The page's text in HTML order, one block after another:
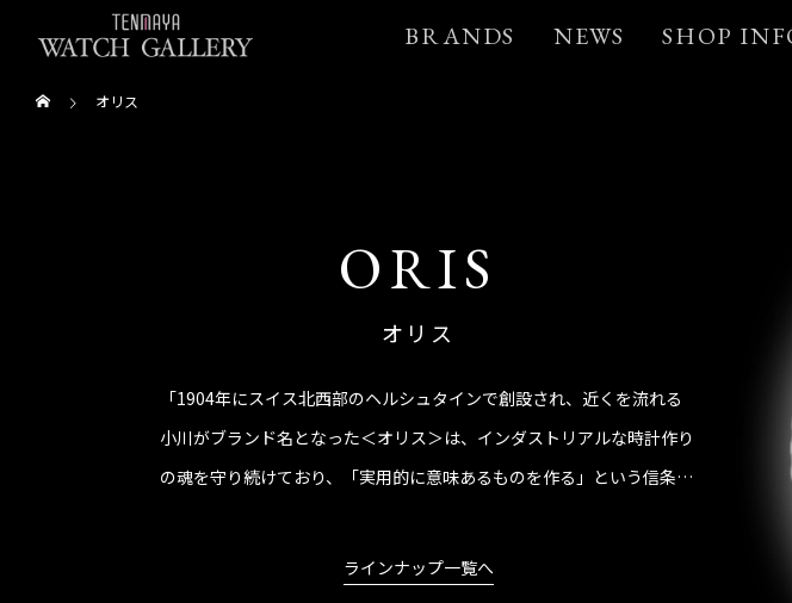
BRANDS NEWS SHOP
オリス
ORIS
オリス
「1904年にスイス北西部のヘルシュタインで創設され、近くを流れる
小川がブランド名となった＜オリス＞は、インダストリアルな時計作り
の魂を守り続けており、「実用的に意味あるものを作る」という信条の
ラインナップ一覧へ